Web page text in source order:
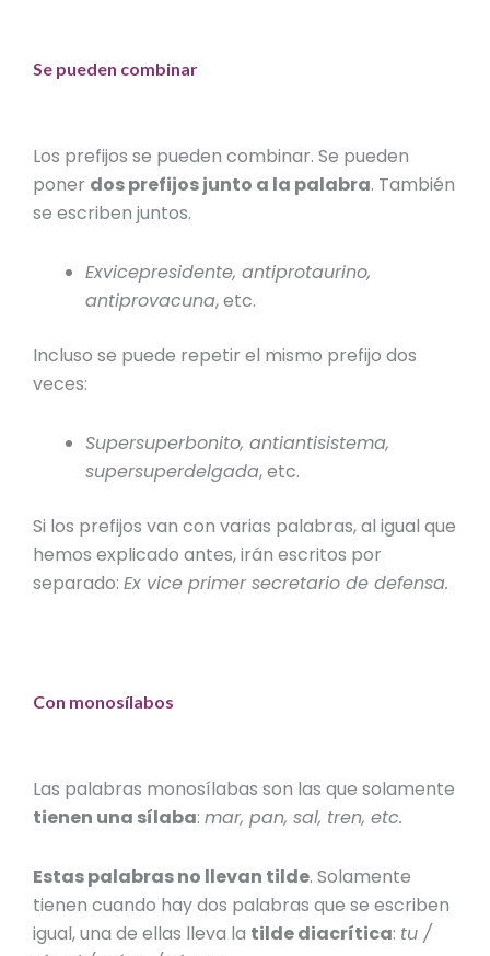
Se pueden combinar
Los prefijos se pueden combinar. Se pueden
poner dos prefijos junto a la palabra. También
se escriben juntos.
Exvicepresidente, antiprotaurino,
antiprovacuna, etc.
Incluso se puede repetir el mismo prefijo dos
veces:
Supersuperbonito, antiantisistema,
supersuperdelgada, etc.
Si los prefijos van con varias palabras, al igual que
hemos explicado antes, irán escritos por
separado:Ex vice primer secretario de defensa.
Con monosílabos
Las palabras monosílabas son las que solamente
tienen una sílaba:mar, pan, sal, tren, etc.
Estas palabras no llevan tilde. Solamente
tienen cuando hay dos palabras que se escriben
igual, una de ellas lleva la tilde diacrítica: tu /